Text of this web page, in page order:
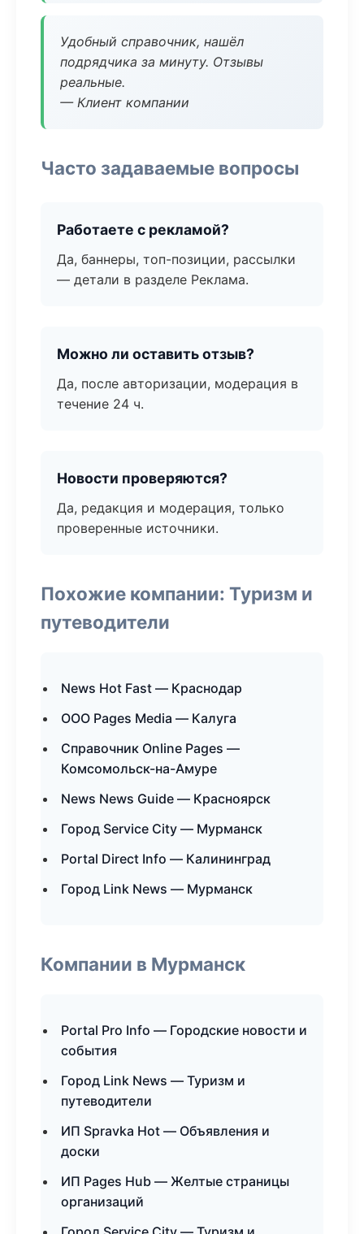
Удобный справочник, нашёл
подрядчика за минуту. Отзывы
реальные.
— Клиент компании
Часто задаваемые вопросы
Работаете с рекламой?
Да, баннеры, топ-позиции, рассылки
— детали в разделе Реклама.
Можно ли оставить отзыв?
Да, после авторизации, модерация в
течение 24 ч.
Новости проверяются?
Да, редакция и модерация, только
проверенные источники.
Похожие компании: Туризм и
путеводители
News Hot Fast — Краснодар
ООО Pages Media — Калуга
Справочник Online Pages —
Комсомольск-на-Амуре
News News Guide — Красноярск
Город Service City — Мурманск
Portal Direct Info — Калининград
Город Link News — Мурманск
Компании в Мурманск
Portal Pro Info — Городские новости и
события
Город Link News — Туризм и
путеводители
ИП Spravka Hot — Объявления и
доски
ИП Pages Hub — Желтые страницы
организаций